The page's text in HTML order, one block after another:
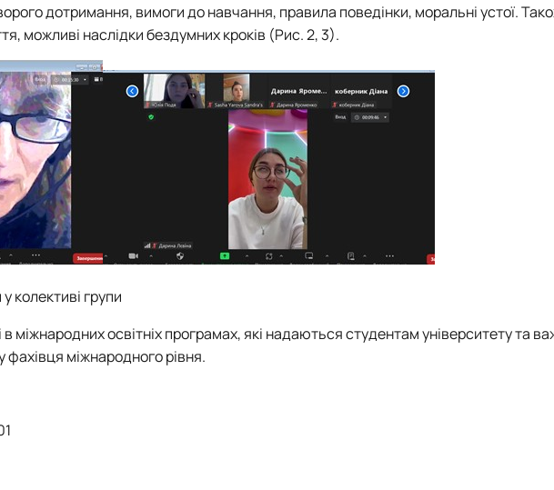
дотримання, вимоги до навчання, правила поведінки, моральні устої.
можливі наслідки бездумних кроків (Рис. 2, 3).
колективі групи
міжнародних освітніх програмах, які надаються студентам університету та
міжнародного рівня.